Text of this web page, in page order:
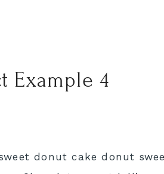
Example 4
donut cake donut